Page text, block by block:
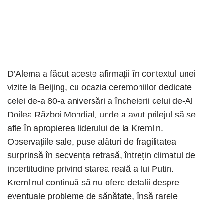
D’Alema a făcut aceste afirmații în contextul unei
vizite la Beijing, cu ocazia ceremoniilor dedicate
celei de-a 80-a aniversări a încheierii celui de-Al
Doilea Război Mondial, unde a avut prilejul să se
afle în apropierea liderului de la Kremlin.
Observațiile sale, puse alături de fragilitatea
surprinsă în secvența retrasă, întrețin climatul de
incertitudine privind starea reală a lui Putin.
Kremlinul continuă să nu ofere detalii despre
eventuale probleme de sănătate, însă rarele